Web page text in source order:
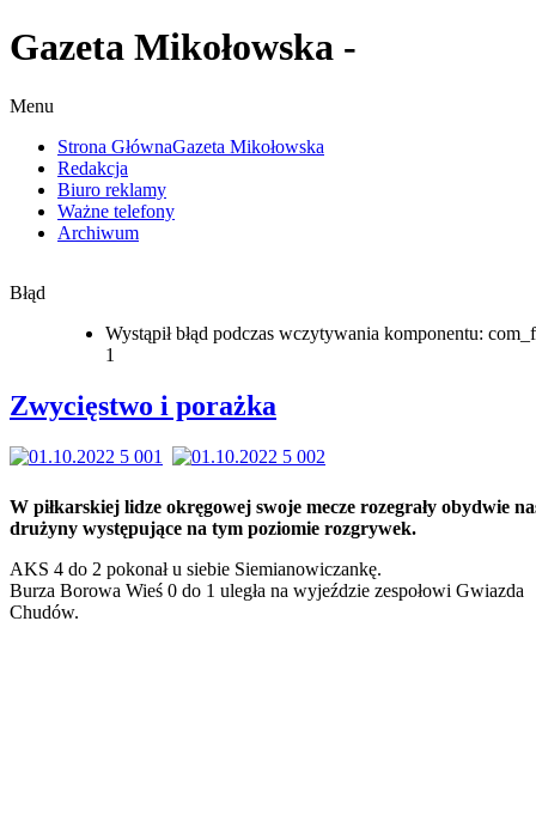
Gazeta Mikołowska -
Menu
Strona GłównaGazeta Mikołowska
Redakcja
Biuro reklamy
Ważne telefony
Archiwum
Błąd
Wystąpił błąd podczas wczytywania komponentu:
1
Zwycięstwo i porażka
W piłkarskiej lidze okręgowej swoje mecze rozegrały obydwie
drużyny występujące na tym poziomie rozgrywek.
AKS 4 do 2 pokonał u siebie Siemianowiczankę.
Burza Borowa Wieś 0 do 1 uległa na wyjeździe zespołowi Gwiazda
Chudów.